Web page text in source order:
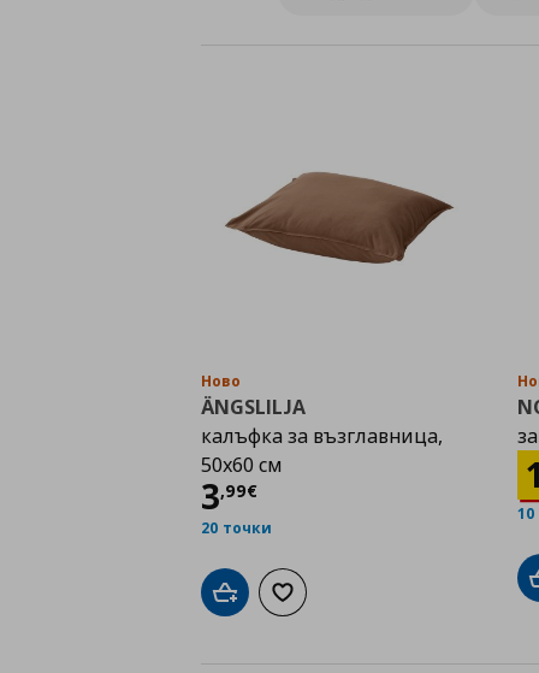
Ново
ÄNGSLILJA
калъфка за възглавница,
50x60 см
3,99€
Цена
20 точки
Добави в кошницата
Добави към списъка с любими